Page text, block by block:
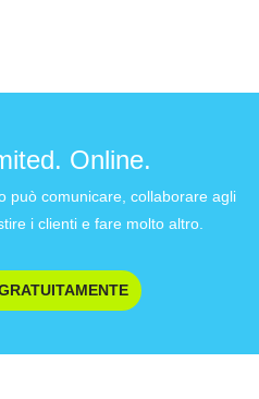
Online.
può comunicare, collaborare agli
i clienti e fare molto altro.